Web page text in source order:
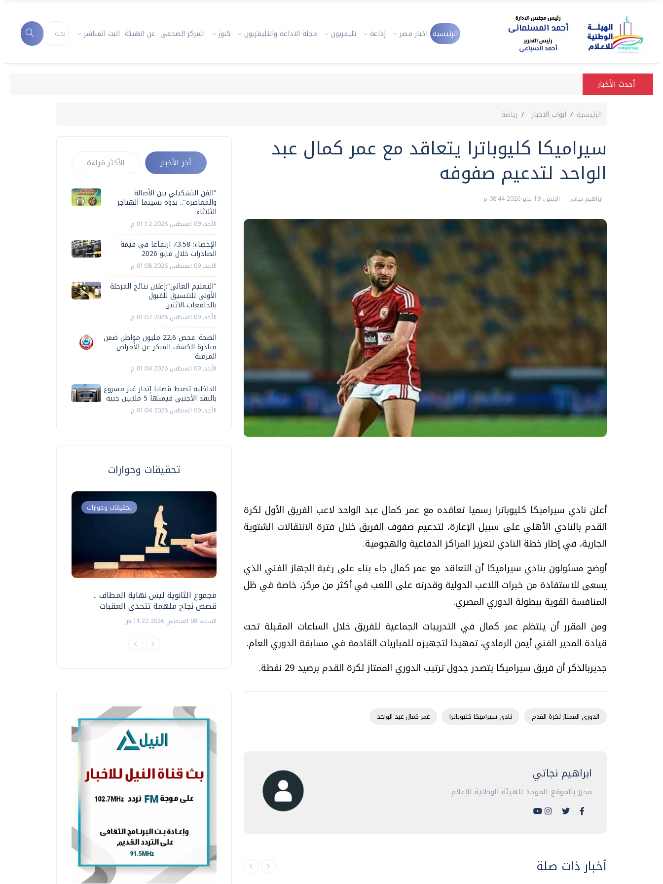
الرئيسية اخبار مصر إذاعة تليفزيون مجلة الاذاعة والتليفزيون كنوز المركز الصحفى عن الهيئة البث المباشر
أحدث الأخبار
الرئيسية ابواب الاخبار رياضة
سيراميكا كليوباترا يتعاقد مع عمر كمال عبد
الواحد لتدعيم صفوفه
ابراهيم نجاتي الإثنين، 19 يناير 2026 08:44 م
أعلن نادي سيراميكا كليوباترا رسميا تعاقده مع عمر كمال عبد الواحد لاعب الفريق الأول لكرة
القدم بالنادي الأهلي على سبيل الإعارة، لتدعيم صفوف الفريق خلال فترة الانتقالات الشتوية
الجارية، في إطار خطة النادي لتعزيز المراكز الدفاعية والهجومية.
أوضح مسئولون بنادي سيراميكا أن التعاقد مع عمر كمال جاء بناء على رغبة الجهاز الفني الذي
يسعى للاستفادة من خبرات اللاعب الدولية وقدرته على اللعب في أكثر من مركز، خاصة في ظل
المنافسة القوية ببطولة الدوري المصري.
ومن المقرر أن ينتظم عمر كمال في التدريبات الجماعية للفريق خلال الساعات المقبلة تحت
قيادة المدير الفني أيمن الرمادي، تمهيدا لتجهيزه للمباريات القادمة في مسابقة الدوري العام.
جديربالذكر أن فريق سيراميكا يتصدر جدول ترتيب الدوري الممتاز لكرة القدم برصيد 29 نقطة.
الدوري الممتاز لكرة القدم نادى سيراميكا كليوباترا عمر كمال عبد الواحد
ابراهيم نجاتي
محرر بالموقع الموحد للهيئة الوطنية للإعلام
أخبار ذات صلة
أخر الأخبار الأكثر قراءة
"الفن التشكيلي بين الأصالة
والمعاصرة".. ندوة بسينما الهناجر
الثلاثاء
الأحد، 09 اغسطس 2026 01:12 م
الإحصاء: 3.58٪ ارتفاعا في قيمة
الصادرات خلال مايو 2026
الأحد، 09 اغسطس 2026 01:08 م
"التعليم العالي":إعلان نتائج المرحلة
الأولى للتنسيق للقبول
بالجامعات..الاثنين
الأحد، 09 اغسطس 2026 01:07 م
الصحة: فحص 22.6 مليون مواطن ضمن
مبادرة الكشف المبكر عن الأمراض
المزمنة
الأحد، 09 اغسطس 2026 01:04 م
الداخلية تضبط قضايا إتجار غير مشروع
بالنقد الأجنبي قيمتها 5 ملايين جنيه
الأحد، 09 اغسطس 2026 01:04 م
تحقيقات وحوارات
تحقيقات وحوارات
مجموع الثانوية ليس نهاية المطاف ..
قصص نجاح ملهمة تتحدى العقبات
السبت، 08 اغسطس 2026 11:22 ص
تحقيقات وحوارات
بعد إشعارات "جوجل" .. هل يمكن التنبوء
الثلاثاء، 04 اغسطس 2026 04:04 م
تحقيقات وحوارات
دليلك للتنسيق الجامعي .. تساؤلات
وإجابات
السبت، 01 اغسطس 2026 10:25 ص
تحقيقات وحوارات
فيديو.. الإعلام الرقمي.. تقنيات واعدة
وتحديات هائلة